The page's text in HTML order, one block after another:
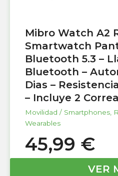
Mibro Watch A2
Smartwatch
Bluetooth 5.3 –
Bluetooth –
Dias –
– Incluye 2
Movilidad / Smartphones
Wearables
45,99 €
VER